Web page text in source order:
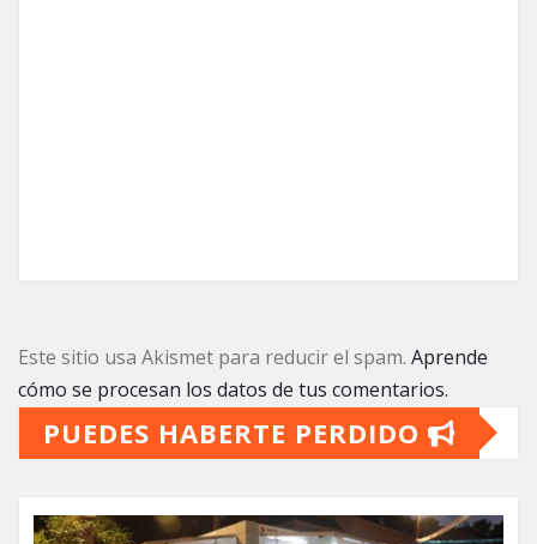
Este sitio usa Akismet para reducir el spam. Aprende
cómo se procesan los datos de tus comentarios.
PUEDES HABERTE PERDIDO